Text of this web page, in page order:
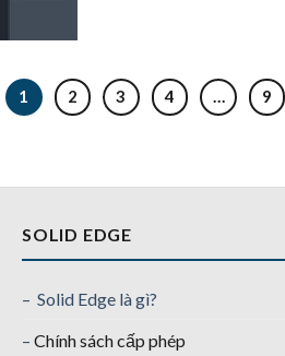
1 2 3 4 … 9
SOLID EDGE
– Solid Edge là gì?
– Chính sách cấp phép